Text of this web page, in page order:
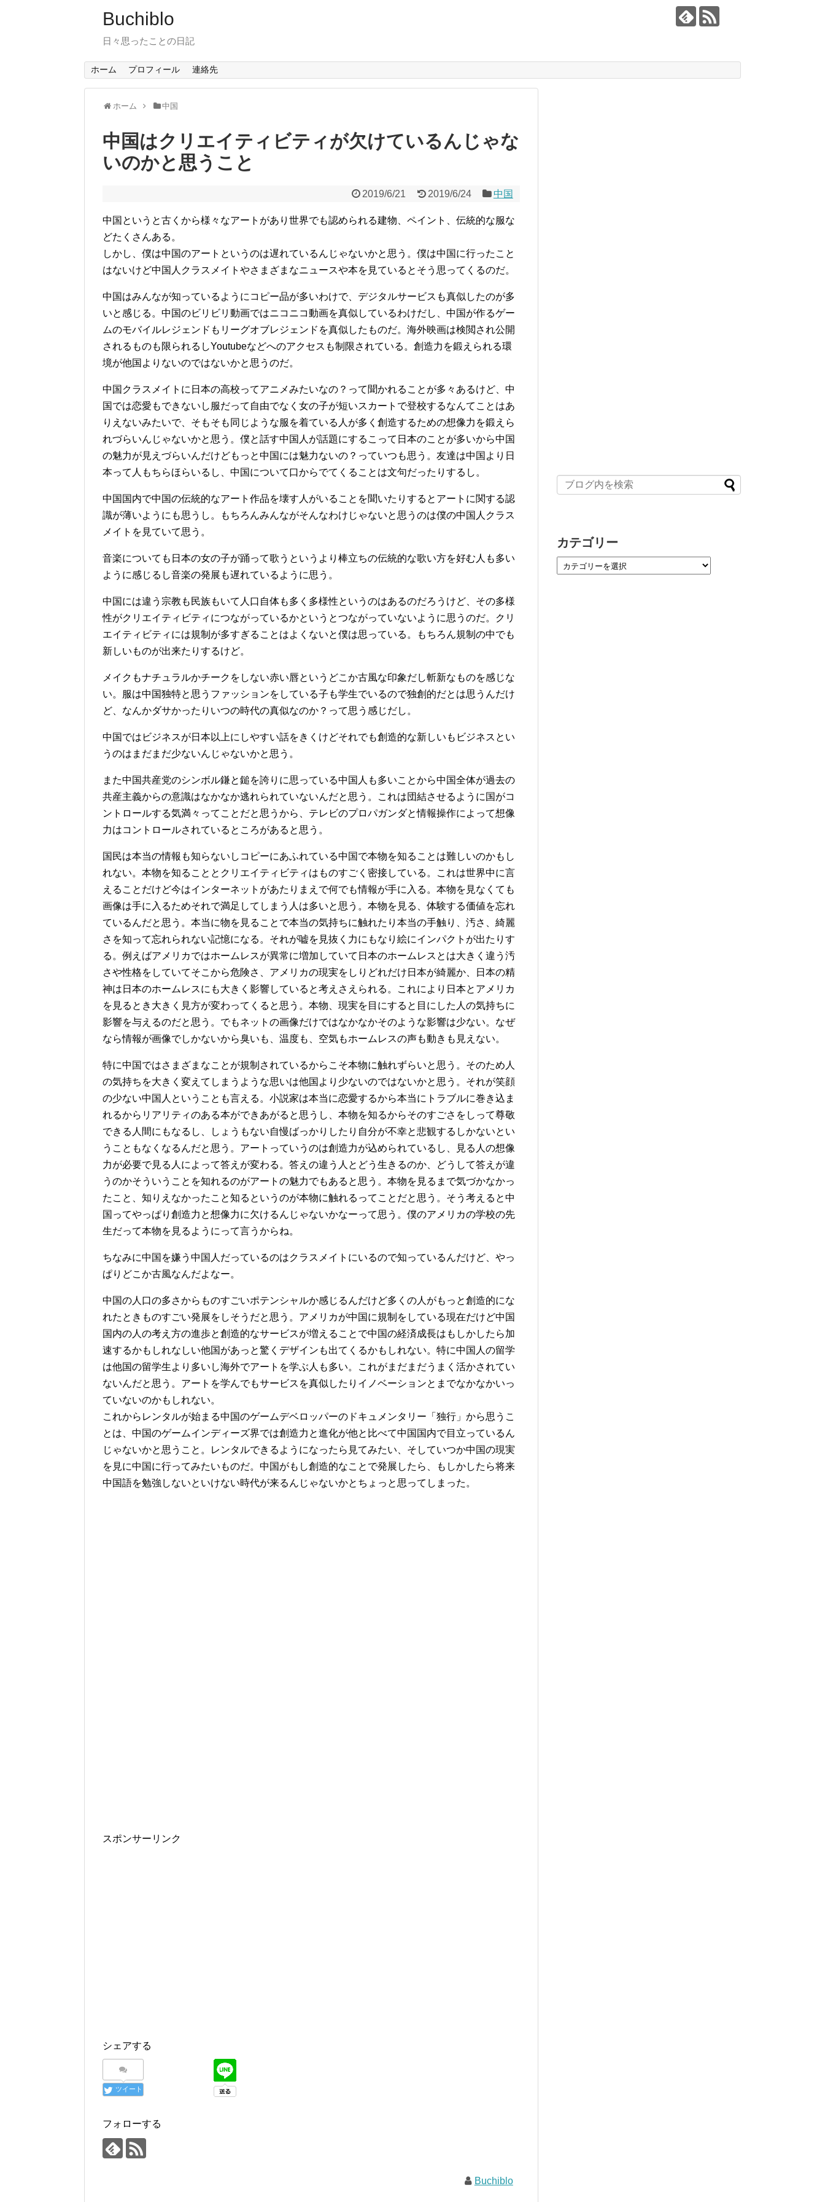
Buchiblo
日々思ったことの日記
ホーム プロフィール 連絡先
ホーム 中国
中国はクリエイティビティが欠けているんじゃな
いのかと思うこと
2019/6/21 2019/6/24 中国
中国というと古くから様々なアートがあり世界でも認められる建物、ペイント、伝統的な服な
どたくさんある。
しかし、僕は中国のアートというのは遅れているんじゃないかと思う。僕は中国に行ったこと
はないけど中国人クラスメイトやさまざまなニュースや本を見ているとそう思ってくるのだ。
中国はみんなが知っているようにコピー品が多いわけで、デジタルサービスも真似したのが多
いと感じる。中国のビリビリ動画ではニコニコ動画を真似しているわけだし、中国が作るゲー
ムのモバイルレジェンドもリーグオブレジェンドを真似したものだ。海外映画は検閲され公開
されるものも限られるしYoutubeなどへのアクセスも制限されている。創造力を鍛えられる環
境が他国よりないのではないかと思うのだ。
中国クラスメイトに日本の高校ってアニメみたいなの？って聞かれることが多々あるけど、中
国では恋愛もできないし服だって自由でなく女の子が短いスカートで登校するなんてことはあ
りえないみたいで、そもそも同じような服を着ている人が多く創造するための想像力を鍛えら
れづらいんじゃないかと思う。僕と話す中国人が話題にするこって日本のことが多いから中国
の魅力が見えづらいんだけどもっと中国には魅力ないの？っていつも思う。友達は中国より日
本って人もちらほらいるし、中国について口からでてくることは文句だったりするし。
中国国内で中国の伝統的なアート作品を壊す人がいることを聞いたりするとアートに関する認
識が薄いようにも思うし。もちろんみんながそんなわけじゃないと思うのは僕の中国人クラス
メイトを見ていて思う。
音楽についても日本の女の子が踊って歌うというより棒立ちの伝統的な歌い方を好む人も多い
ように感じるし音楽の発展も遅れているように思う。
中国には違う宗教も民族もいて人口自体も多く多様性というのはあるのだろうけど、その多様
性がクリエイティビティにつながっているかというとつながっていないように思うのだ。クリ
エイティビティには規制が多すぎることはよくないと僕は思っている。もちろん規制の中でも
新しいものが出来たりするけど。
メイクもナチュラルかチークをしない赤い唇というどこか古風な印象だし斬新なものを感じな
い。服は中国独特と思うファッションをしている子も学生でいるので独創的だとは思うんだけ
ど、なんかダサかったりいつの時代の真似なのか？って思う感じだし。
中国ではビジネスが日本以上にしやすい話をきくけどそれでも創造的な新しいもビジネスとい
うのはまだまだ少ないんじゃないかと思う。
また中国共産党のシンボル鎌と鎚を誇りに思っている中国人も多いことから中国全体が過去の
共産主義からの意識はなかなか逃れられていないんだと思う。これは団結させるように国がコ
ントロールする気満々ってことだと思うから、テレビのプロパガンダと情報操作によって想像
力はコントロールされているところがあると思う。
国民は本当の情報も知らないしコピーにあふれている中国で本物を知ることは難しいのかもし
れない。本物を知ることとクリエイティビティはものすごく密接している。これは世界中に言
えることだけど今はインターネットがあたりまえで何でも情報が手に入る。本物を見なくても
画像は手に入るためそれで満足してしまう人は多いと思う。本物を見る、体験する価値を忘れ
ているんだと思う。本当に物を見ることで本当の気持ちに触れたり本当の手触り、汚さ、綺麗
さを知って忘れられない記憶になる。それが嘘を見抜く力にもなり絵にインパクトが出たりす
る。例えばアメリカではホームレスが異常に増加していて日本のホームレスとは大きく違う汚
さや性格をしていてそこから危険さ、アメリカの現実をしりどれだけ日本が綺麗か、日本の精
神は日本のホームレスにも大きく影響していると考えさえられる。これにより日本とアメリカ
を見るとき大きく見方が変わってくると思う。本物、現実を目にすると目にした人の気持ちに
影響を与えるのだと思う。でもネットの画像だけではなかなかそのような影響は少ない。なぜ
なら情報が画像でしかないから臭いも、温度も、空気もホームレスの声も動きも見えない。
特に中国ではさまざまなことが規制されているからこそ本物に触れずらいと思う。そのため人
の気持ちを大きく変えてしまうような思いは他国より少ないのではないかと思う。それが笑顔
の少ない中国人ということも言える。小説家は本当に恋愛するから本当にトラブルに巻き込ま
れるからリアリティのある本ができあがると思うし、本物を知るからそのすごさをしって尊敬
できる人間にもなるし、しょうもない自慢ばっかりしたり自分が不幸と悲観するしかないとい
うこともなくなるんだと思う。アートっていうのは創造力が込められているし、見る人の想像
力が必要で見る人によって答えが変わる。答えの違う人とどう生きるのか、どうして答えが違
うのかそういうことを知れるのがアートの魅力でもあると思う。本物を見るまで気づかなかっ
たこと、知りえなかったこと知るというのが本物に触れるってことだと思う。そう考えると中
国ってやっぱり創造力と想像力に欠けるんじゃないかなーって思う。僕のアメリカの学校の先
生だって本物を見るようにって言うからね。
ちなみに中国を嫌う中国人だっているのはクラスメイトにいるので知っているんだけど、やっ
ぱりどこか古風なんだよなー。
中国の人口の多さからものすごいポテンシャルか感じるんだけど多くの人がもっと創造的にな
れたときものすごい発展をしそうだと思う。アメリカが中国に規制をしている現在だけど中国
国内の人の考え方の進歩と創造的なサービスが増えることで中国の経済成長はもしかしたら加
速するかもしれなしい他国があっと驚くデザインも出てくるかもしれない。特に中国人の留学
は他国の留学生より多いし海外でアートを学ぶ人も多い。これがまだまだうまく活かされてい
ないんだと思う。アートを学んでもサービスを真似したりイノベーションとまでなかなかいっ
ていないのかもしれない。
これからレンタルが始まる中国のゲームデベロッパーのドキュメンタリー「独行」から思うこ
とは、中国のゲームインディーズ界では創造力と進化が他と比べて中国国内で目立っているん
じゃないかと思うこと。レンタルできるようになったら見てみたい、そしていつか中国の現実
を見に中国に行ってみたいものだ。中国がもし創造的なことで発展したら、もしかしたら将来
中国語を勉強しないといけない時代が来るんじゃないかとちょっと思ってしまった。
スポンサーリンク
シェアする
ツイート
フォローする
Buchiblo
カテゴリー